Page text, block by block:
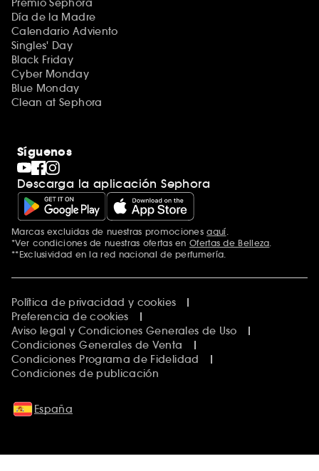
Día de la Madre
Calendario Adviento
Singles' Day
Black Friday
Cyber Monday
Blue Monday
Clean at Sephora
Síguenos
Descarga la aplicación Sephora
Marcas excluidas de nuestras promocionesaquí
*Ver condiciones de nuestras ofertas en Ofertas de Belleza
**Exclusividad en la red nacional de perfumería.
Política de privacidad y cookies
Preferencia de cookies
Aviso legal y Condiciones Generales de Uso
Condiciones Generales de Venta
Condiciones Programa de Fidelidad
Condiciones de publicación
España